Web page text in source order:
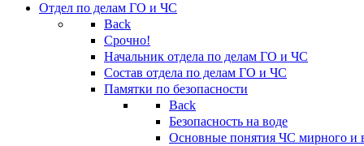
Отдел по делам ГО и ЧС
Back
Срочно!
Начальник отдела по делам ГО и ЧС
Состав отдела по делам ГО и ЧС
Памятки по безопасности
Back
Безопасность на воде
Основные понятия ЧС мирного и